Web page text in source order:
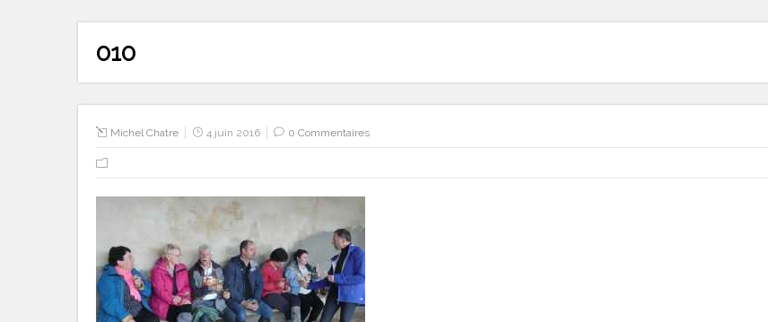
010
Michel Chatre 4 juin 2016 0 Commentaires